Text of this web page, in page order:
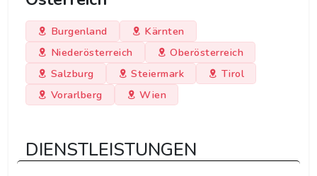
Burgenland
Kärnten
Niederösterreich
Oberösterreich
Salzburg
Steiermark
Tirol
Vorarlberg
Wien
DIENSTLEISTUNGEN